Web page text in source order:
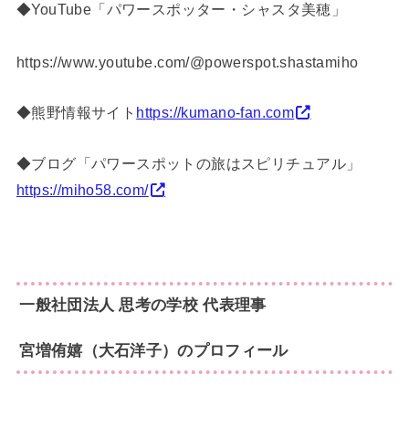
◆YouTube「パワースポッター・シャスタ美穂」
https://www.youtube.com/@powerspot.shastamiho
◆熊野情報サイト https://kumano-fan.com
◆ブログ「パワースポットの旅はスピリチュアル」
https://miho58.com/
一般社団法人 思考の学校 代表理事
宮増侑嬉（大石洋子）のプロフィール